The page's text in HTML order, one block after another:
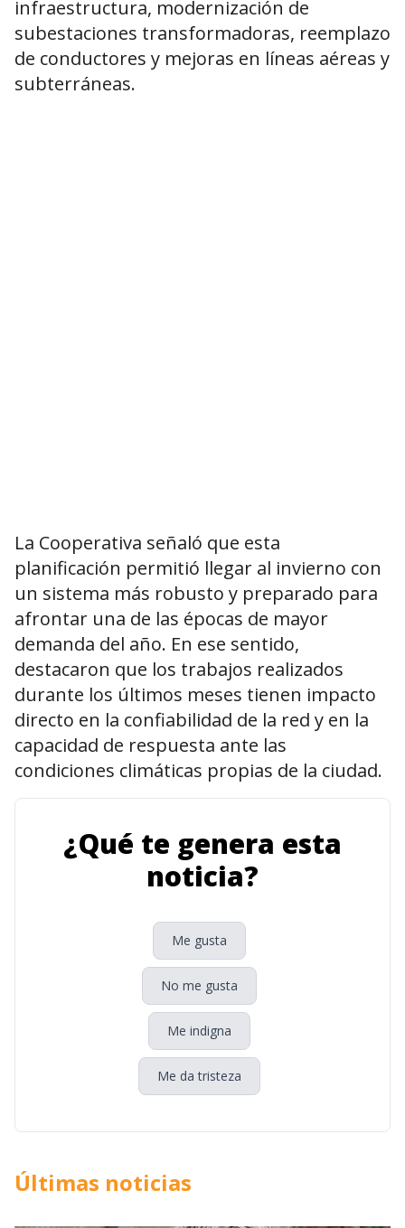
infraestructura, modernización de
subestaciones transformadoras, reemplazo
de conductores y mejoras en líneas aéreas y
subterráneas.
La Cooperativa señaló que esta
planificación permitió llegar al invierno con
un sistema más robusto y preparado para
afrontar una de las épocas de mayor
demanda del año. En ese sentido,
destacaron que los trabajos realizados
durante los últimos meses tienen impacto
directo en la confiabilidad de la red y en la
capacidad de respuesta ante las
condiciones climáticas propias de la ciudad.
¿Qué te genera esta
noticia?
Me gusta
No me gusta
Me indigna
Me da tristeza
Últimas noticias